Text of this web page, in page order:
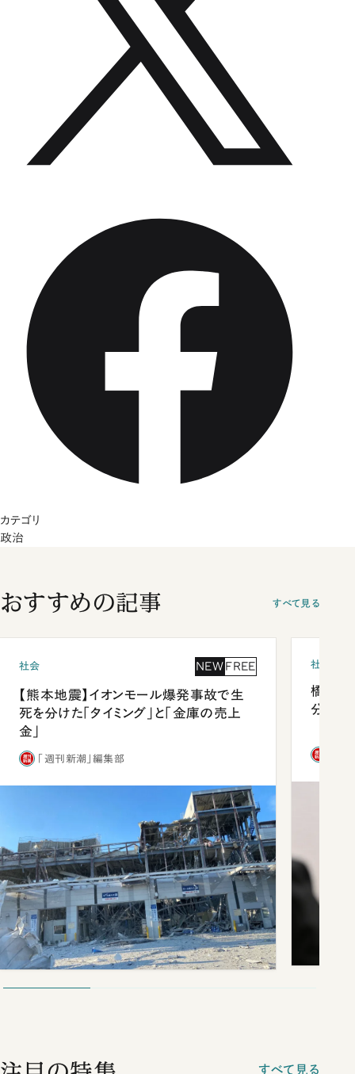
カテゴリ
政治
おすすめの記事 すべて見る
社会 NEW FREE
【熊本地震】イオンモール爆発事故で生
死を分けた「タイミング」と「金庫の売上
金」
「週刊新潮」編集部
社会
橋本愛
分 佐
すべて見る